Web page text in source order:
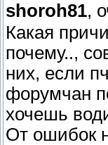
shoroh81,
Какая
почему..,
них, если
форумчан
хочешь
От ошибок